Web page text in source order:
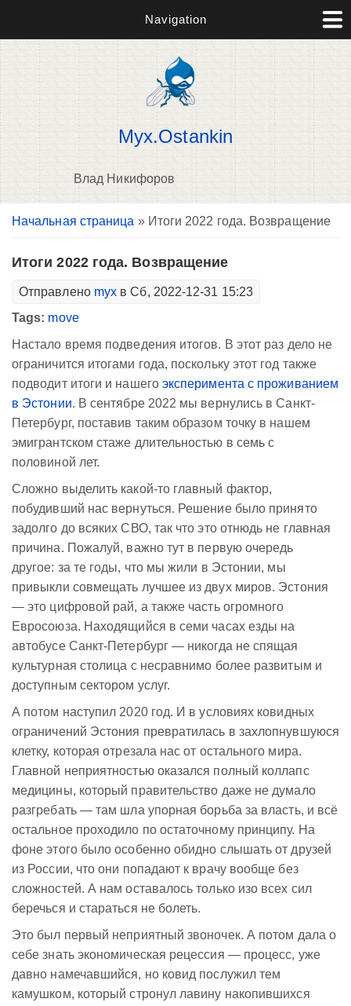
Navigation
Myx.Ostankin
Влад Никифоров
Вы здесь
Начальная страница » Итоги 2022 года. Возвращение
Итоги 2022 года. Возвращение
Отправлено myx в Сб, 2022-12-31 15:23
Tags: move
Настало время подведения итогов. В этот раз дело не
ограничится итогами года, поскольку этот год также
подводит итоги и нашего эксперимента с проживанием
в Эстонии. В сентябре 2022 мы вернулись в Санкт-
Петербург, поставив таким образом точку в нашем
эмигрантском стаже длительностью в семь с
половиной лет.
Сложно выделить какой-то главный фактор,
побудивший нас вернуться. Решение было принято
задолго до всяких СВО, так что это отнюдь не главная
причина. Пожалуй, важно тут в первую очередь
другое: за те годы, что мы жили в Эстонии, мы
привыкли совмещать лучшее из двух миров. Эстония
— это цифровой рай, а также часть огромного
Евросоюза. Находящийся в семи часах езды на
автобусе Санкт-Петербург — никогда не спящая
культурная столица с несравнимо более развитым и
доступным сектором услуг.
А потом наступил 2020 год. И в условиях ковидных
ограничений Эстония превратилась в захлопнувшуюся
клетку, которая отрезала нас от остального мира.
Главной неприятностью оказался полный коллапс
медицины, который правительство даже не думало
разгребать — там шла упорная борьба за власть, и всё
остальное проходило по остаточному принципу. На
фоне этого было особенно обидно слышать от друзей
из России, что они попадают к врачу вообще без
сложностей. А нам оставалось только изо всех сил
беречься и стараться не болеть.
Это был первый неприятный звоночек. А потом дала о
себе знать экономическая рецессия — процесс, уже
давно намечавшийся, но ковид послужил тем
камушком, который стронул лавину накопившихся